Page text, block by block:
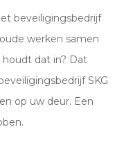
beveiligingsbedrijf
werken samen
houdt dat in? Dat
SKG
op uw deur. Een